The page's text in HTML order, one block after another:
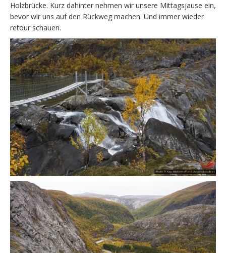
Holzbrücke. Kurz dahinter nehmen wir unsere Mittagsjause ein,
bevor wir uns auf den Rückweg machen. Und immer wieder
retour schauen.